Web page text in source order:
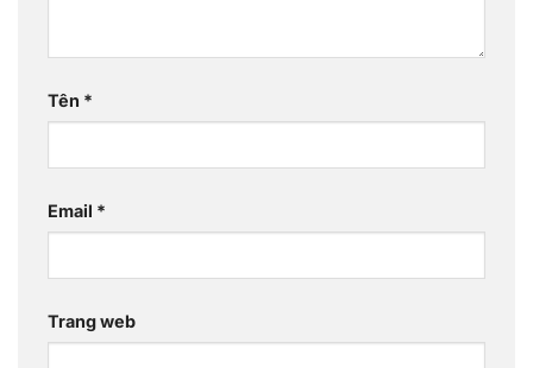
Tên *
Email *
Trang web